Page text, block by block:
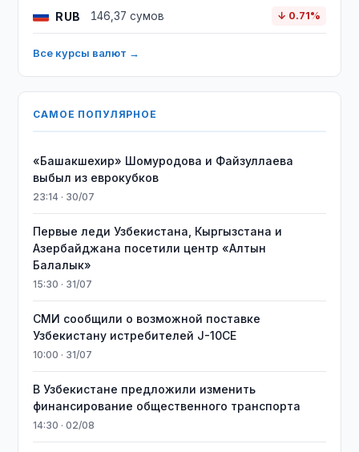
RUB 146,37 сумов ↓ 0.71%
Все курсы валют →
САМОЕ ПОПУЛЯРНОЕ
«Башакшехир» Шомуродова и Файзуллаева
выбыл из еврокубков
23:14 · 30/07
Первые леди Узбекистана, Кыргызстана и
Азербайджана посетили центр «Алтын
Балалык»
15:30 · 31/07
СМИ сообщили о возможной поставке
Узбекистану истребителей J-10CE
10:00 · 31/07
В Узбекистане предложили изменить
финансирование общественного транспорта
14:30 · 02/08